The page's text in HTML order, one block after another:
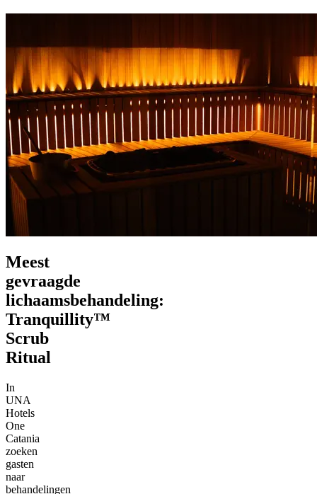
Meest
gevraagde
lichaamsbehandeling:
Tranquillity™
Scrub
Ritual
In
UNA
Hotels
One
Catania
zoeken
gasten
naar
behandelingen